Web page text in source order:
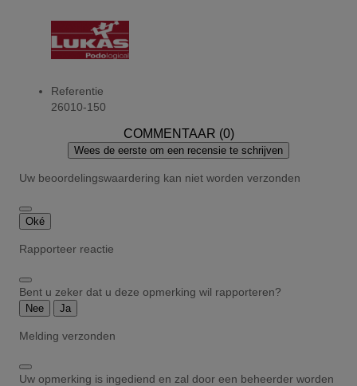
Referentie
26010-150
COMMENTAAR (0)
Wees de eerste om een recensie te schrijven
Uw beoordelingswaardering kan niet worden verzonden
Oké
Rapporteer reactie
Bent u zeker dat u deze opmerking wil rapporteren?
Nee Ja
Melding verzonden
Uw opmerking is ingediend en zal door een beheerder worden